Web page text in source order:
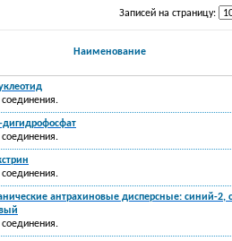
Записей на страницу:
Наименование
соединения.
соединения.
соединения.
антрахиновые дисперсные: синий-2,
соединения.